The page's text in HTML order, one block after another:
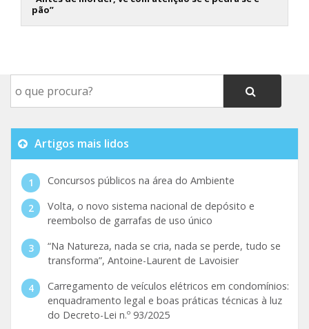
pão”
Artigos mais lidos
Concursos públicos na área do Ambiente
Volta, o novo sistema nacional de depósito e
reembolso de garrafas de uso único
“Na Natureza, nada se cria, nada se perde, tudo se
transforma”, Antoine-Laurent de Lavoisier
Carregamento de veículos elétricos em condomínios:
enquadramento legal e boas práticas técnicas à luz
do Decreto-Lei n.º 93/2025